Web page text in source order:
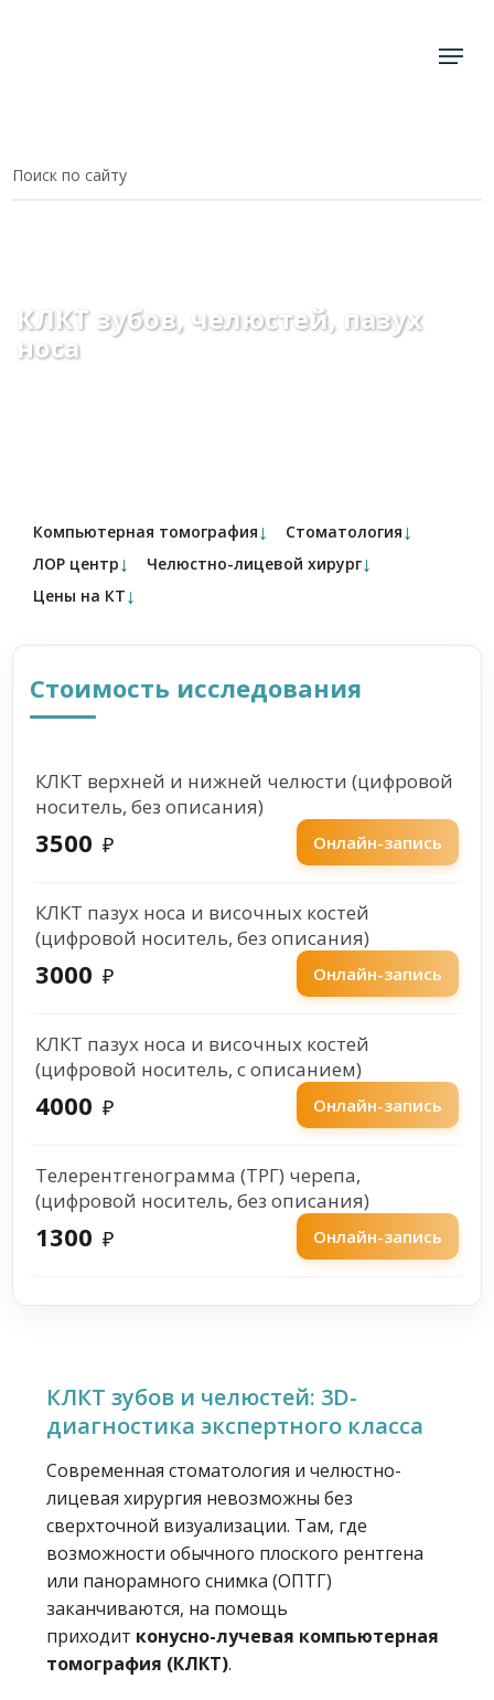
КЛКТ зубов, челюстей, пазух
носа
Компьютерная томография↓ Стоматология↓
ЛОР центр↓ Челюстно-лицевой хирург↓
Цены на КТ↓
Стоимость исследования
КЛКТ верхней и нижней челюсти (цифровой
носитель, без описания)
3500 ₽ Онлайн-запись
КЛКТ пазух носа и височных костей
(цифровой носитель, без описания)
3000 ₽ Онлайн-запись
КЛКТ пазух носа и височных костей
(цифровой носитель, с описанием)
4000 ₽ Онлайн-запись
Телерентгенограмма (ТРГ) черепа,
(цифровой носитель, без описания)
1300 ₽ Онлайн-запись
КЛКТ зубов и челюстей: 3D-
диагностика экспертного класса
Современная стоматология и челюстно-
лицевая хирургия невозможны без
сверхточной визуализации. Там, где
возможности обычного плоского рентгена
или панорамного снимка (ОПТГ)
заканчиваются, на помощь
приходит конусно-лучевая компьютерная
томография (КЛКТ).